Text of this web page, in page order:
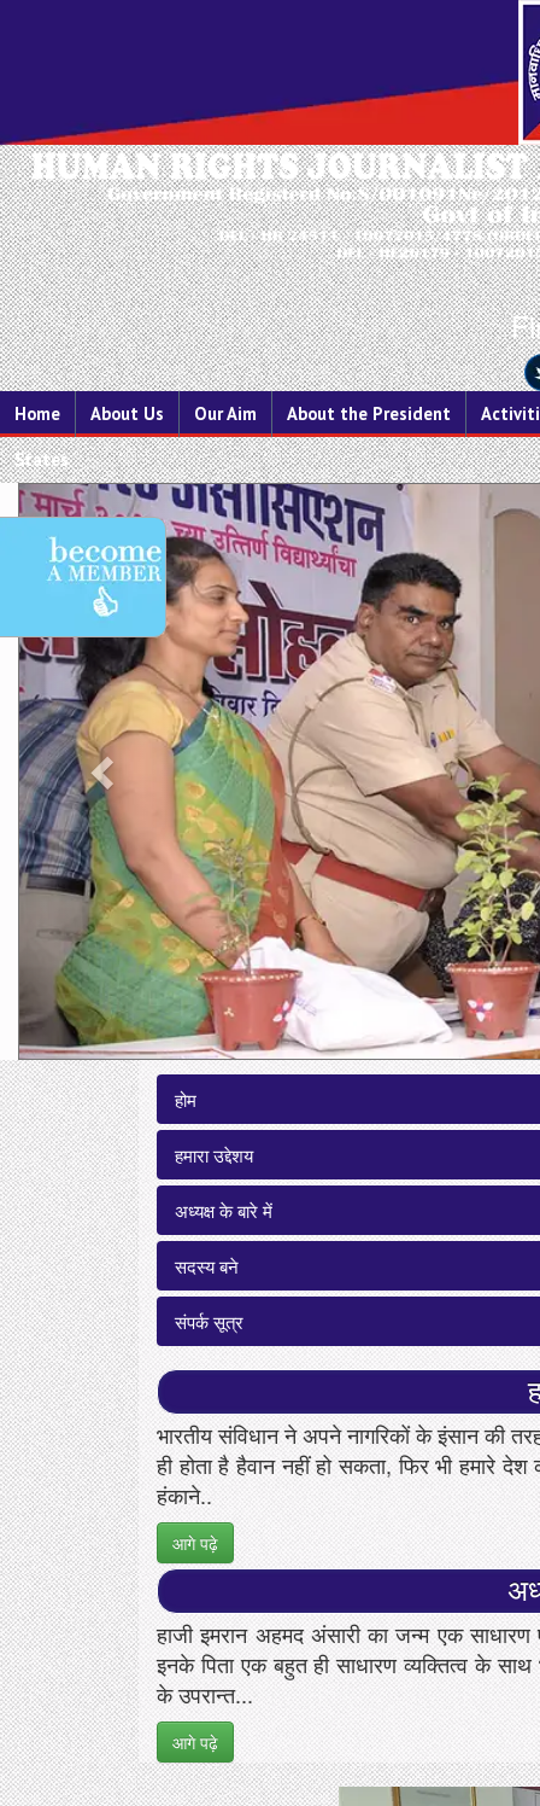
Home About Us Our Aim About the President
States
Previous
होम
हमारा उद्देशय
अध्यक्ष के बारे में
सदस्य बने
संपर्क सूत्र
भारतीय संविधान ने अपने नागरिकों के इंसान की
ही होता है हैवान नहीं हो सकता, फिर भी हमारे
हंकाने..
आगे पढ़े
हाजी इमरान अहमद अंसारी का जन्म एक
इनके पिता एक बहुत ही साधारण व्यक्तित्व के
के उपरान्त...
आगे पढ़े